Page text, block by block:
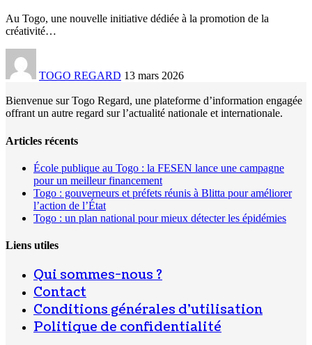
Au Togo, une nouvelle initiative dédiée à la promotion de la
créativité…
TOGO REGARD 13 mars 2026
Bienvenue sur Togo Regard, une plateforme d’information engagée
offrant un autre regard sur l’actualité nationale et internationale.
Articles récents
École publique au Togo : la FESEN lance une campagne
pour un meilleur financement
Togo : gouverneurs et préfets réunis à Blitta pour améliorer
l’action de l’État
Togo : un plan national pour mieux détecter les épidémies
Liens utiles
Qui sommes-nous ?
Contact
Conditions générales d’utilisation
Politique de confidentialité